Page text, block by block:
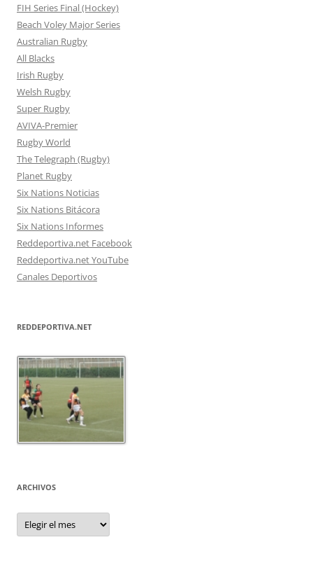
FIH Series Final (Hockey)
Beach Voley Major Series
Australian Rugby
All Blacks
Irish Rugby
Welsh Rugby
Super Rugby
AVIVA-Premier
Rugby World
The Telegraph (Rugby)
Planet Rugby
Six Nations Noticias
Six Nations Bitácora
Six Nations Informes
Reddeportiva.net Facebook
Reddeportiva.net YouTube
Canales Deportivos
REDDEPORTIVA.NET
ARCHIVOS
Archivos